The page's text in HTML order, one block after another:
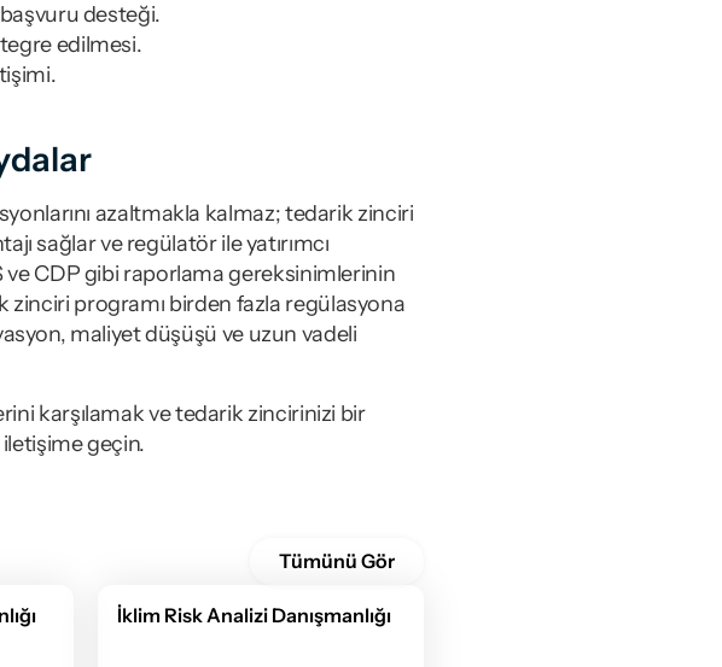
desteği.
edilmesi.
azaltmakla kalmaz; tedarik zinciri
sağlar ve regülatör ile yatırımcı
ve CDP gibi raporlama gereksinimlerinin
zinciri programı birden fazla regülasyona
maliyet düşüşü ve uzun vadeli
karşılamak ve tedarik zincirinizi bir
geçin.
Tümünü Gör
İklim Risk Analizi Danışmanlığı